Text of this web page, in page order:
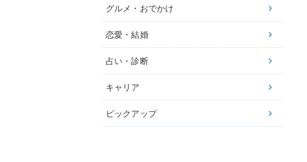
グルメ・おでかけ
恋愛・結婚
占い・診断
キャリア
ピックアップ